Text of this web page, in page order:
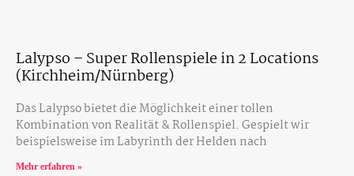
Lalypso – Super Rollenspiele in 2 Locations
(Kirchheim/Nürnberg)
Das Lalypso bietet die Möglichkeit einer tollen
Kombination von Realität & Rollenspiel. Gespielt wir
beispielsweise im Labyrinth der Helden nach
Mehr erfahren »